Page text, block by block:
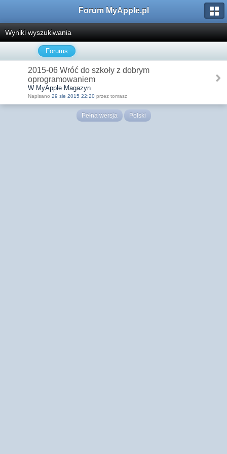
Forum MyApple.pl
Wyniki wyszukiwania
Forums
2015-06 Wróć do szkoły z dobrym
oprogramowaniem
W MyApple Magazyn
Napisano 29 sie 2015 22:20 przez tomasz
Pełna wersja Polski